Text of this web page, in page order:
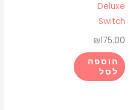
Deluxe
Switch
₪175.00
הוספה
לסל